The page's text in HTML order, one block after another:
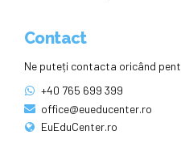
Contact
Ne puteți contacta oricând
+40 765 699 399
office@eueducenter.ro
EuEduCenter.ro